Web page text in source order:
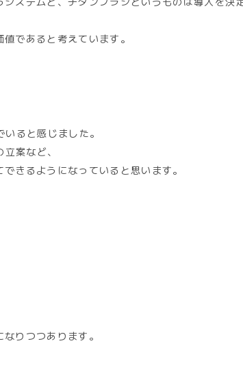
であると考えています。
ると感じました。
案など、
きるようになっていると思います。
りつつあります。